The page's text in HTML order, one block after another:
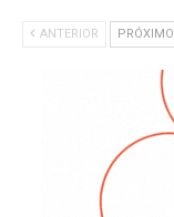
ANTERIOR PRÓXIMO